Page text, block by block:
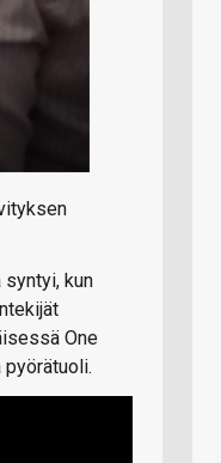
kun
One
pyörätuoli.